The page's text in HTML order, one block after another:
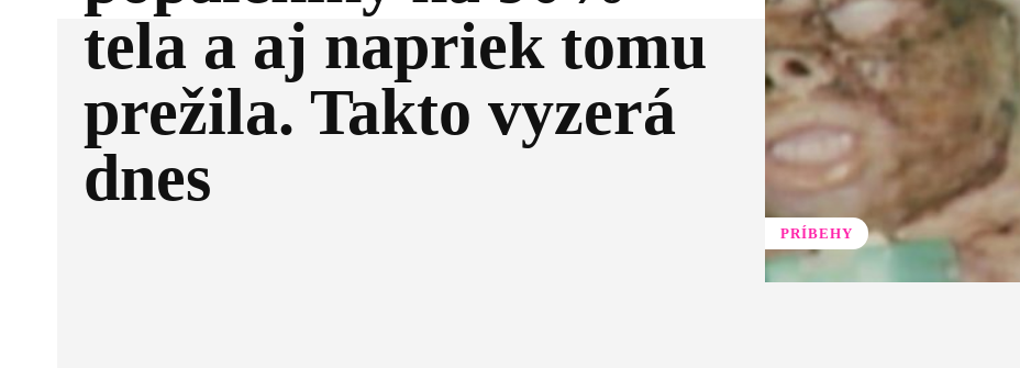
tela a aj napriek tomu
prežila. Takto vyzerá
dnes
PRÍBEHY